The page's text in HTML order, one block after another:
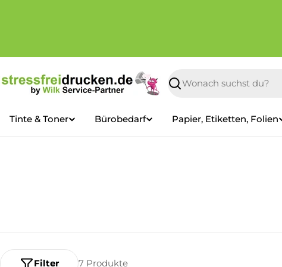
Suchen
Tinte & Toner Bürobedarf Papier, Etiketten, Folien
7 Produkte
Filter